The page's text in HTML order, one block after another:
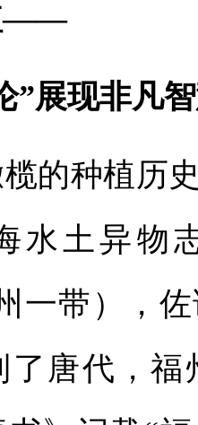
——
现非凡
种植历史
水土异物
一带），
了唐代，福